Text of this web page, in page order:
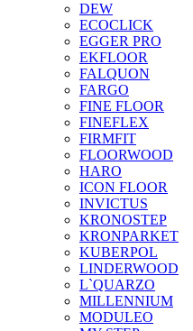
DEW
ECOCLICK
EGGER PRO
EKFLOOR
FALQUON
FARGO
FINE FLOOR
FINEFLEX
FIRMFIT
FLOORWOOD
HARO
ICON FLOOR
INVICTUS
KRONOSTEP
KRONPARKET
KUBERPOL
LINDERWOOD
L`QUARZO
MILLENNIUM
MODULEO